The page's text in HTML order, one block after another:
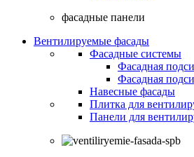
фасадные панели
Вентилируемые фасады
Фасадные системы
Фасадная
Фасадная
Навесные фасады
Плитка для
Панели для